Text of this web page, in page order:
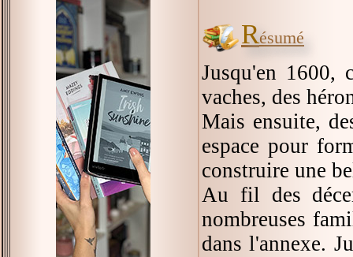
Résumé
Jusqu'en 1600,
vaches, des
Mais ensuite,
espace pour
construire une
Au fil des
nombreuses
dans l'annexe.